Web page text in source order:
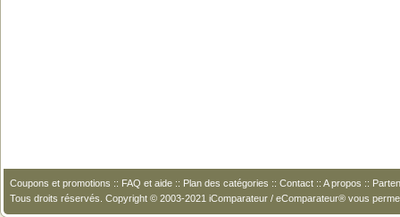
Coupons et promotions :: FAQ et aide :: Plan des catégories :: Contact :: A propos ::
Tous droits réservés. Copyright © 2003-2021 iComparateur / eComparateur® vous